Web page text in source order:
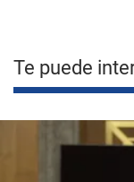
Te puede